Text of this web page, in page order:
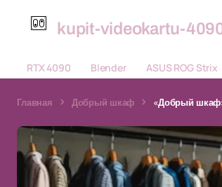
kupit-videokartu-
RTX 4090 Blender ASUS ROG Strix
Главная Добрый шкаф «Добрый